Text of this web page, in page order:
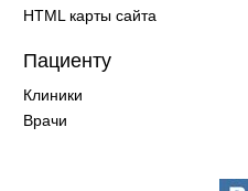
HTML карты сайта
Пациенту
Клиники
Врачи